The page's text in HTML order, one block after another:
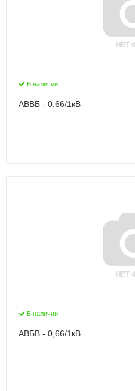
В наличии
АВВБ - 0,66/1кВ
В наличии
АВБВ - 0,66/1кВ